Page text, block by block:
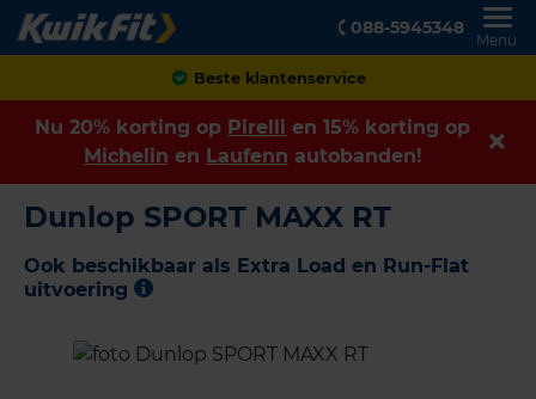
088-5945348
Menu
Achteraf betalen
Nu 20% korting op Pirelli en 15% korting op
Michelin en Laufenn autobanden!
Dunlop SPORT MAXX RT
Ook beschikbaar als Extra Load en Run-Flat
uitvoering